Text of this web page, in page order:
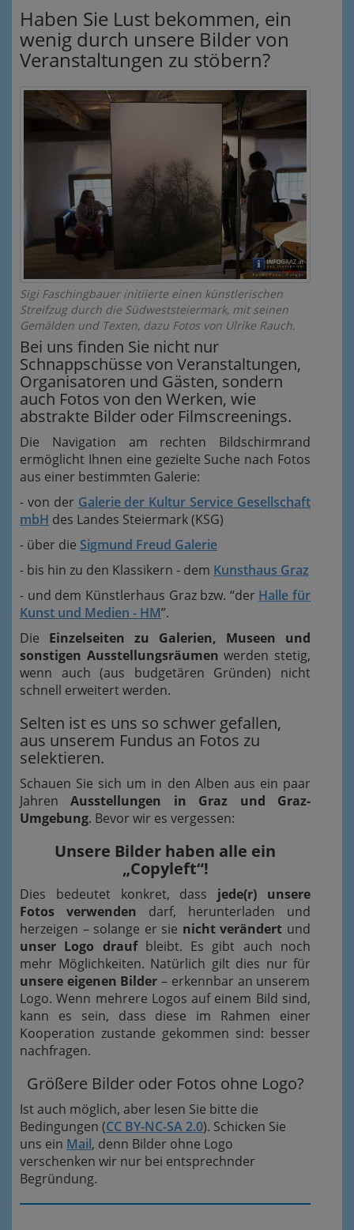
Haben Sie Lust bekommen, ein
wenig durch unsere Bilder von
Veranstaltungen zu stöbern?
Sigi Faschingbauer initiierte einen künstlerischen
Streifzug durch die Südweststeiermark, mit seinen
Gemälden und Texten, dazu Fotos von Ulrike Rauch.
Bei uns finden Sie nicht nur
Schnappschüsse von Veranstaltungen,
Organisatoren und Gästen, sondern
auch Fotos von den Werken, wie
abstrakte Bilder oder Filmscreenings.
Die Navigation am rechten Bildschirmrand
ermöglicht Ihnen eine gezielte Suche nach Fotos
aus einer bestimmten Galerie:
- von der Galerie der Kultur Service Gesellschaft
mbH des Landes Steiermark (KSG)
- über die Sigmund Freud Galerie
- bis hin zu den Klassikern - dem Kunsthaus Graz
- und dem Künstlerhaus Graz bzw. “der Halle für
Kunst und Medien - HM”.
Die Einzelseiten zu Galerien, Museen und
sonstigen Ausstellungsräumenwerden stetig,
wenn auch (aus budgetären Gründen) nicht
schnell erweitert werden.
Selten ist es uns so schwer gefallen,
aus unserem Fundus an Fotos zu
selektieren.
Schauen Sie sich um in den Alben aus ein paar
JahrenAusstellungen in Graz und Graz-
Umgebung. Bevor wir es vergessen:
Unsere Bilder haben alle ein
„Copyleft“!
Dies bedeutet konkret, dass jede(r) unsere
Fotos verwenden darf, herunterladen und
herzeigen – solange er sie nicht verändert und
unser Logo drauf bleibt. Es gibt auch noch
mehr Möglichkeiten. Natürlich gilt dies nur für
unsere eigenen Bilder – erkennbar an unserem
Logo. Wenn mehrere Logos auf einem Bild sind,
kann es sein, dass diese im Rahmen einer
Kooperation zustande gekommen sind: besser
nachfragen.
Größere Bilder oder Fotos ohne Logo?
Ist auch möglich, aber lesen Sie bitte die
Bedingungen (CC BY-NC-SA 2.0). Schicken Sie
uns ein Mail, denn Bilder ohne Logo
verschenken wir nur bei entsprechnder
Begründung.